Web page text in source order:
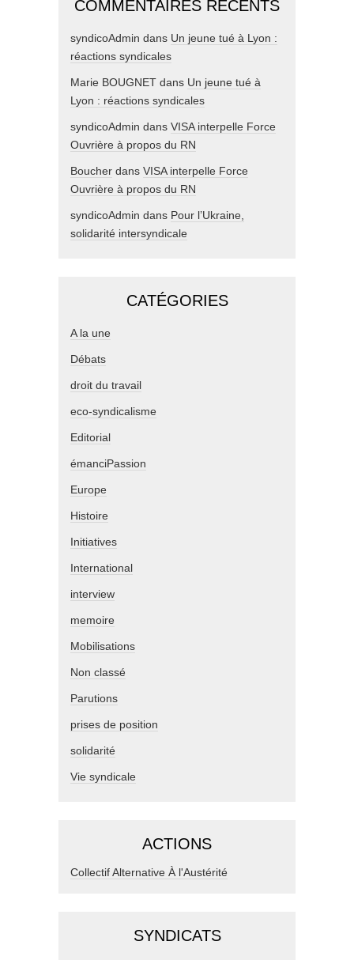
COMMENTAIRES RÉCENTS
syndicoAdmin dans Un jeune tué à Lyon :
réactions syndicales
Marie BOUGNET dans Un jeune tué à
Lyon : réactions syndicales
syndicoAdmin dans VISA interpelle Force
Ouvrière à propos du RN
Boucher dans VISA interpelle Force
Ouvrière à propos du RN
syndicoAdmin dans Pour l’Ukraine,
solidarité intersyndicale
CATÉGORIES
A la une
Débats
droit du travail
eco-syndicalisme
Editorial
émanciPassion
Europe
Histoire
Initiatives
International
interview
memoire
Mobilisations
Non classé
Parutions
prises de position
solidarité
Vie syndicale
ACTIONS
Collectif Alternative À l'Austérité
SYNDICATS